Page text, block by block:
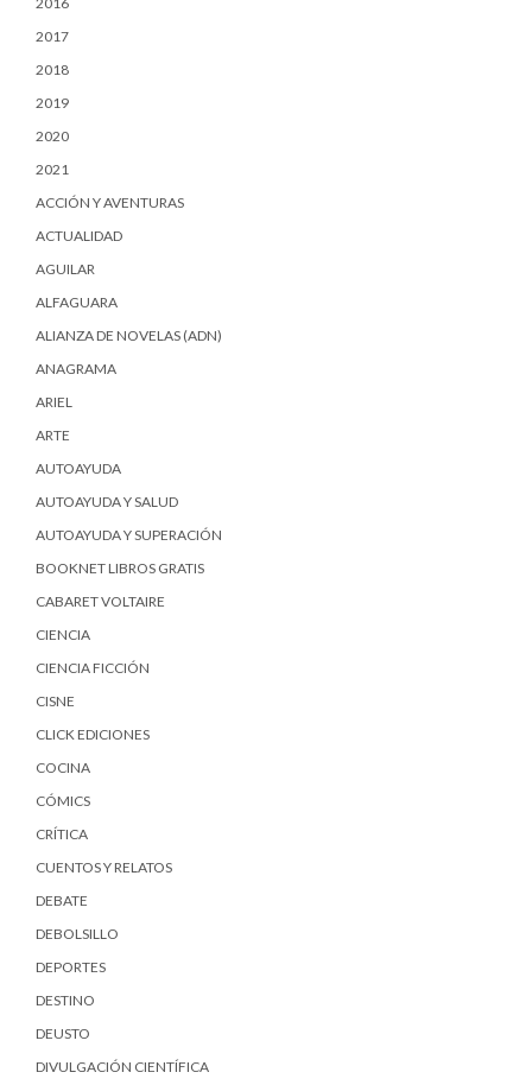
2017
2018
2019
2020
2021
ACCIÓN Y AVENTURAS
ACTUALIDAD
AGUILAR
ALFAGUARA
ALIANZA DE NOVELAS (ADN)
ANAGRAMA
ARIEL
ARTE
AUTOAYUDA
AUTOAYUDA Y SALUD
AUTOAYUDA Y SUPERACIÓN
BOOKNET LIBROS GRATIS
CABARET VOLTAIRE
CIENCIA
CIENCIA FICCIÓN
CISNE
CLICK EDICIONES
COCINA
CÓMICS
CRÍTICA
CUENTOS Y RELATOS
DEBATE
DEBOLSILLO
DEPORTES
DESTINO
DEUSTO
DIVULGACIÓN CIENTÍFICA